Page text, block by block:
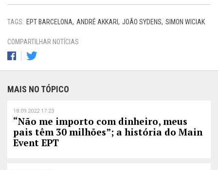
TAGS: EPT BARCELONA ANDRÉ AKKARI JOÃO SYDENS SIMON WICIAK
COMPARTILHAR NOTÍCIAS
MAIS NO TÓPICO
18.09.2022 17:23
“Não me importo com dinheiro, meus
pais têm 30 milhões”; a história do Main
Event EPT